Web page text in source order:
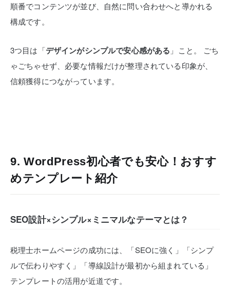
順番でコンテンツが並び、自然に問い合わせへと導かれる
構成です。
3つ目は「デザインがシンプルで安心感がある 」こと。
ごち
ゃごちゃせず、必要な情報だけが整理されている印象が、
信頼獲得につながっています。
9. WordPress初心者でも安心！おすす
めテンプレート紹介
SEO設計×シンプル×ミニマルなテーマとは？
税理士ホームページの成功には、「SEOに強く」「シンプ
ルで伝わりやすく」「導線設計が最初から組まれている」
テンプレートの活用が近道です。